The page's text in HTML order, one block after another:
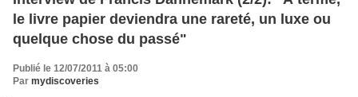
le livre papier deviendra une rareté, un luxe ou
quelque chose du passé"
Publié le 12/07/2011 à 05:00
Par mydiscoveries